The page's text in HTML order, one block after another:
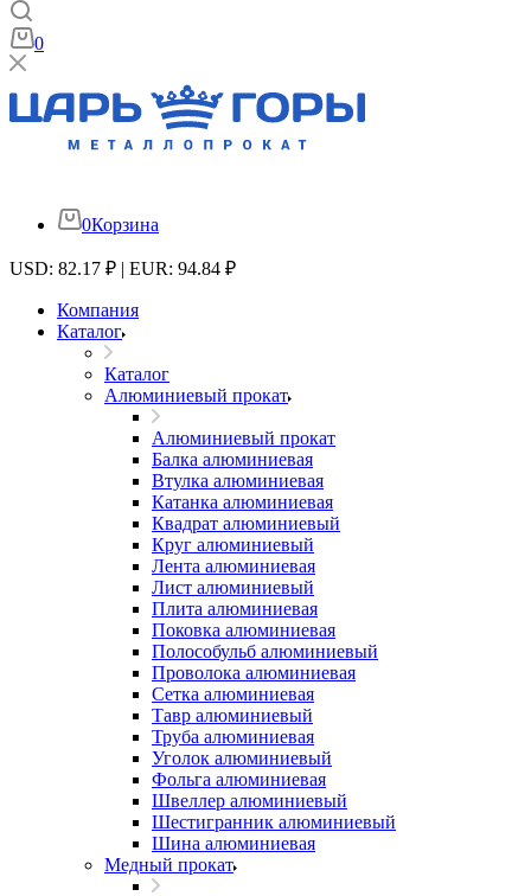
0
0Корзина
USD: 82.17 ₽ | EUR: 94.84 ₽
Компания
Каталог
Каталог
Алюминиевый прокат
Алюминиевый прокат
Балка алюминиевая
Втулка алюминиевая
Катанка алюминиевая
Квадрат алюминиевый
Круг алюминиевый
Лента алюминиевая
Лист алюминиевый
Плита алюминиевая
Поковка алюминиевая
Полособульб алюминиевый
Проволока алюминиевая
Сетка алюминиевая
Тавр алюминиевый
Труба алюминиевая
Уголок алюминиевый
Фольга алюминиевая
Швеллер алюминиевый
Шестигранник алюминиевый
Шина алюминиевая
Медный прокат